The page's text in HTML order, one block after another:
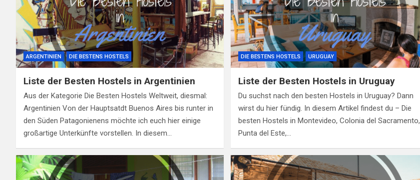
ARGENTINIEN DIE BESTENS HOSTELS
Liste der Besten Hostels in Argentinien
Aus der Kategorie Die Besten Hostels Weltweit, diesmal:
Argentinien Von der Hauptsatdt Buenos Aires bis runter in
den Süden Patagonienens möchte ich euch hier einige
großartige Unterkünfte vorstellen. In diesem…
DIE BESTENS HOSTELS URUGUAY
Liste der Besten Hostels in Uruguay
Du suchst nach den besten Hostels in Uruguay? Dann
wirst du hier fündig. In diesem Artikel findest du – Die
besten Hostels in Montevideo, Colonia del Sacramento,
Punta del Este,…